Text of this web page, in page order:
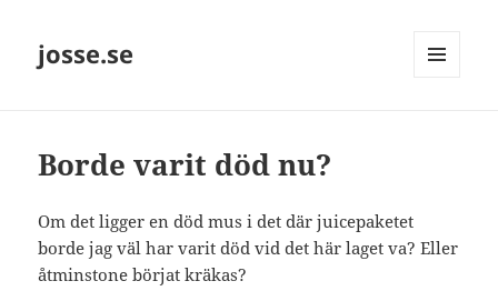
josse.se
Borde varit död nu?
Om det ligger en död mus i det där juicepaketet
borde jag väl har varit död vid det här laget va? Eller
åtminstone börjat kräkas?